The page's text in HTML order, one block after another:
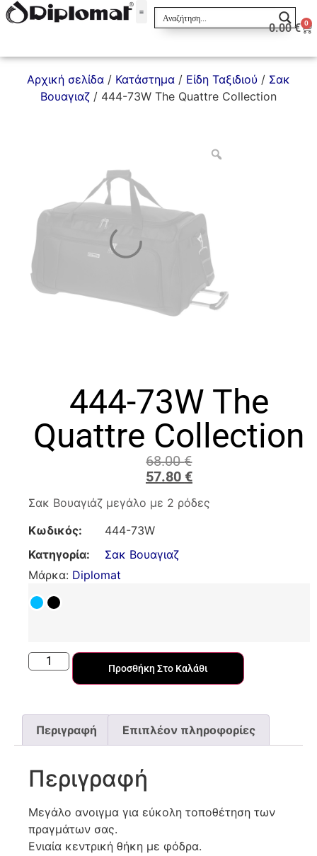
0.00€ 0
Αρχική σελίδα / Κατάστημα / Είδη Ταξιδιού / Σακ
Βουαγιαζ / 444-73W The Quattre Collection
444-73W The
Quattre Collection
68.00€
57.80 €
Σακ Βουαγιάζ μεγάλο με 2 ρόδες
Κωδικός:
444-73W
Κατηγορία:
Σακ Βουαγιαζ
Μάρκα: Diplomat
Προσθήκη Στο Καλάθι
Περιγραφή Επιπλέον πληροφορίες
Περιγραφή
Μεγάλο ανοιγμα για εύκολη τοποθέτηση των
πραγμάτων σας.
Ενιαία κεντρική θήκη με φόδρα.